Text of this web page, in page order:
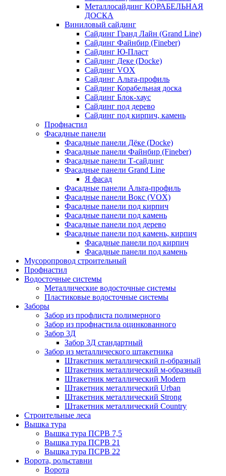
Металлосайдинг КОРАБЕЛЬНАЯ
ДОСКА
Виниловый сайдинг
Сайдинг Гранд Лайн (Grand Line)
Сайдинг Файнбир (Fineber)
Сайдинг Ю-Пласт
Сайдинг Деке (Docke)
Сайдинг VOX
Сайдинг Альта-профиль
Сайдинг Корабельная доска
Сайдинг Блок-хаус
Сайдинг под дерево
Сайдинг под кирпич, камень
Профнастил
Фасадные панели
Фасадные панели Дёке (Docke)
Фасадные панели Файнбир (Fineber)
Фасадные панели Т-сайдинг
Фасадные панели Grand Line
Я фасад
Фасадные панели Альта-профиль
Фасадные панели Вокс (VOX)
Фасадные панели под кирпич
Фасадные панели под камень
Фасадные панели под дерево
Фасадные панели под камень, кирпич
Фасадные панели под кирпич
Фасадные панели под камень
Мусоропровод строительный
Профнастил
Водосточные системы
Металлические водосточные системы
Пластиковые водосточные системы
Заборы
Забор из профлиста полимерного
Забор из профнастила оцинкованного
Забор 3Д
Забор 3Д стандартный
Забор из металлического штакетника
Штакетник металлический п-образный
Штакетник металлический м-образный
Штакетник металлический Мodern
Штакетник металлический Urban
Штакетник металлический Strong
Штакетник металлический Country
Строительные леса
Вышка тура
Вышка тура ПСРВ 7,5
Вышка тура ПСРВ 21
Вышка тура ПСРВ 22
Ворота, рольставни
Ворота